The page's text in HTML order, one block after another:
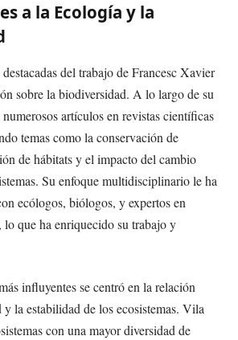
a la Ecología y la
del trabajo de Francesc Xavier
sobre la biodiversidad. A lo largo de su
artículos en revistas científicas
temas como la conservación de
de hábitats y el impacto del cambio
Su enfoque multidisciplinario le ha
ecólogos, biólogos, y expertos en
lo que ha enriquecido su trabajo y
influyentes se centró en la relación
la estabilidad de los ecosistemas. Vila
con una mayor diversidad de